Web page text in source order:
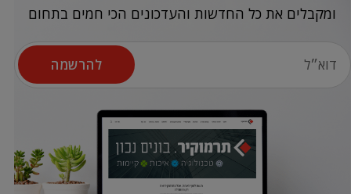
ומקבלים את כל החדשות והעדכונים הכי חמים בתחום
להרשמה